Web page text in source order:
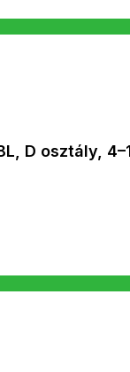
D osztály,